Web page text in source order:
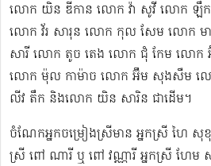
លោក យិន ឌីកាន លោក វ៉ា សូវី លោក ឡឹក
លោក វ័រ សារុន​ លោក កុល សែម លោក
សារី លោក តូច តេង លោក ជុំ កែម លោ
លោក ម៉ុល កាម៉ាច លោក អ៊ឹម សុងសឺម ​ល
លីវ តឹក និងលោក យិន សារិន ជាដើម។
ចំណែកអ្នកចម្រៀងស្រីមាន អ្នកស្រី ហៃ សុខុ
ស្រី ពៅ ណារី ឬ ពៅ វណ្ណារី អ្នកស្រី ហែម សុ